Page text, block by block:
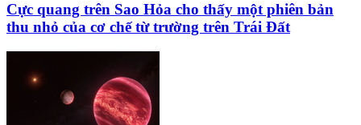
Cực quang trên Sao Hỏa cho thấy một phiên bản
thu nhỏ của cơ chế từ trường trên Trái Đất